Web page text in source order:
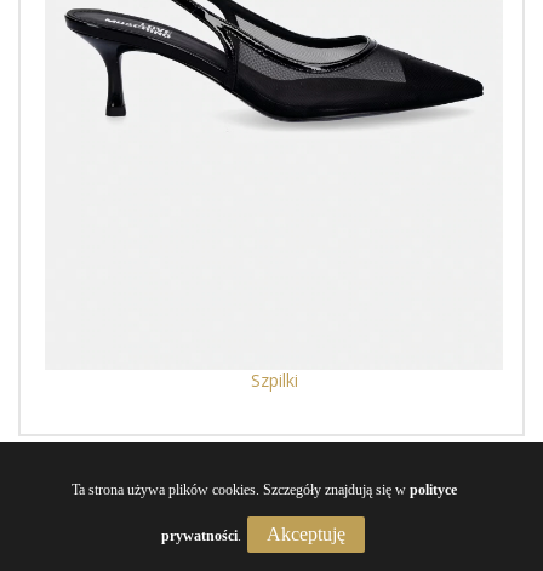
Szpilki
PORADY
Ta strona używa plików cookies. Szczegóły znajdują się w polityce
prywatności. Akceptuję